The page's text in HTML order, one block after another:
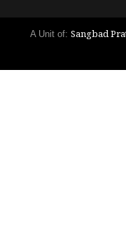
A Unit of: Sangbad